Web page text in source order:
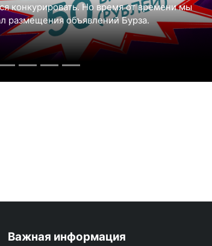
конкурировать. Но время от времени мы
размещения объявлений Бурза.
Важная информация